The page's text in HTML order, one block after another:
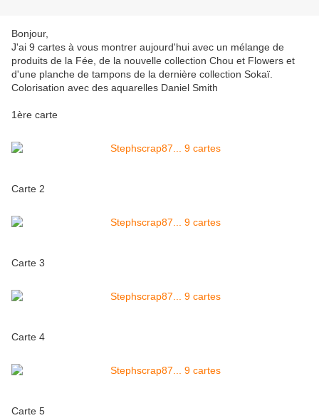
Bonjour,
J'ai 9 cartes à vous montrer aujourd'hui avec un mélange de
produits de la Fée, de la nouvelle collection Chou et Flowers et
d'une planche de tampons de la dernière collection Sokaï.
Colorisation avec des aquarelles Daniel Smith
1ère carte
Carte 2
Carte 3
Carte 4
Carte 5